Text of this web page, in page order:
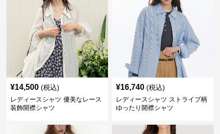
¥14,500 (税込)
レディースシャツ 優美なレース
装飾開襟シャツ
¥16,740 (税込)
レディースシャツ ストライプ柄
ゆったり開襟シャツ